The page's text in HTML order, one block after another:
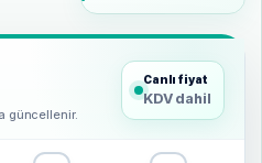
güncellenir.
Canlı fiyat
KDV dahil